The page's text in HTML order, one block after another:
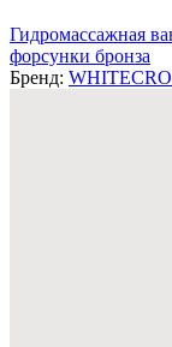
Гидромассажная
форсунки бронза
Бренд: